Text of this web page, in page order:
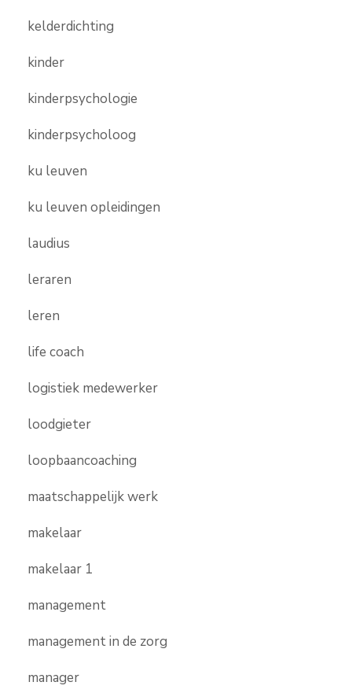
kelderdichting
kinder
kinderpsychologie
kinderpsycholoog
ku leuven
ku leuven opleidingen
laudius
leraren
leren
life coach
logistiek medewerker
loodgieter
loopbaancoaching
maatschappelijk werk
makelaar
makelaar 1
management
management in de zorg
manager